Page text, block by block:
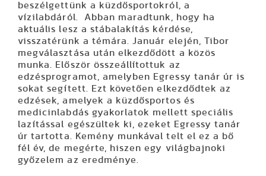
beszélgettünk a küzdősportokról, a
vízilabdáról. Abban maradtunk, hogy ha
aktuális lesz a stábalakítás kérdése,
visszatérünk a témára. Január elején, Tibor
megválasztása után elkezdődött a közös
munka. Először összeállítottuk az
edzésprogramot, amelyben Egressy tanár úr is
sokat segített. Ezt követően elkezdődtek az
edzések, amelyek a küzdősportos és
medicinlabdás gyakorlatok mellett speciális
lazítással egészültek ki, ezeket Egressy tanár
úr tartotta. Kemény munkával telt el ez a bő
fél év, de megérte, hiszen egy világbajnoki
győzelem az eredménye.